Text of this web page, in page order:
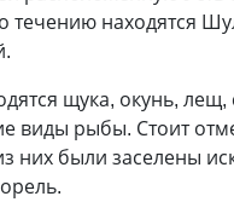
течению находятся
щука, окунь, лещ,
виды рыбы. Стоит
них были заселены